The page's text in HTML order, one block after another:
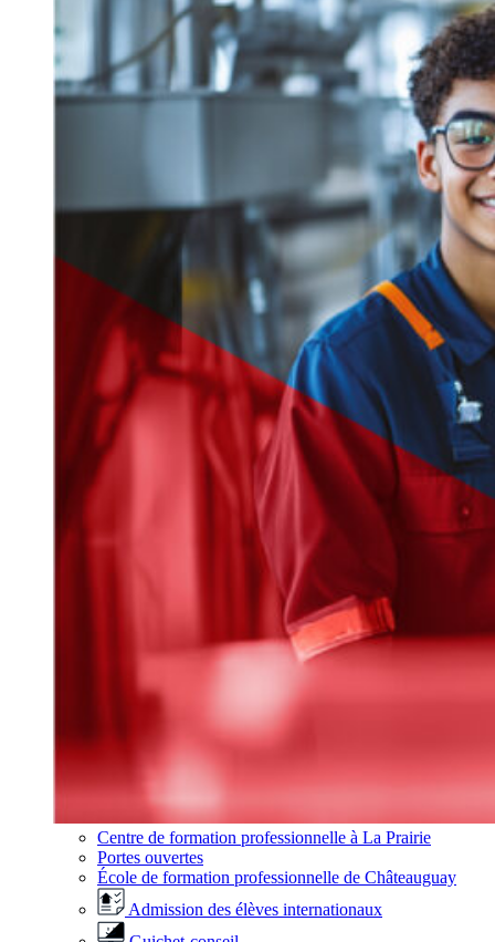
Centre de formation professionnelle à La Prairie
Portes ouvertes
École de formation professionnelle de Châteauguay
Admission des élèves internationaux